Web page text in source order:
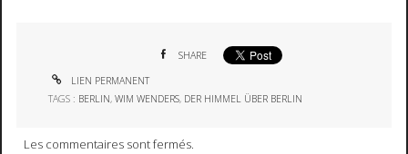
SHARE
LIEN PERMANENT
TAGS : BERLIN,WIM WENDERS, DER HIMMEL ÜBER BERLIN
Les commentaires sont fermés.